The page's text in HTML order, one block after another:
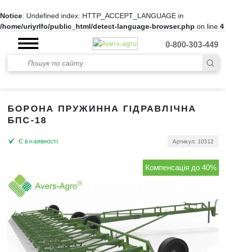
Notice: Undefined index: HTTP_ACCEPT_LANGUAGE in
/home/uriyrlfo/public_html/detect-language-browser.php on line 4
0-800-303-449
БОРОНА ПРУЖИННА ГІДРАВЛІЧНА
БПС-18
Є в наявності Артикул: 10312
Компенсація до 40%